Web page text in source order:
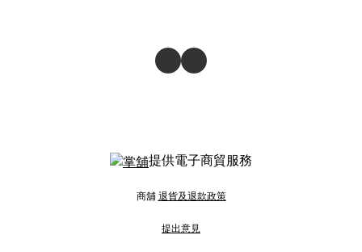
提供電子商貿服務
商舖 退貨及退款政策
提出意見